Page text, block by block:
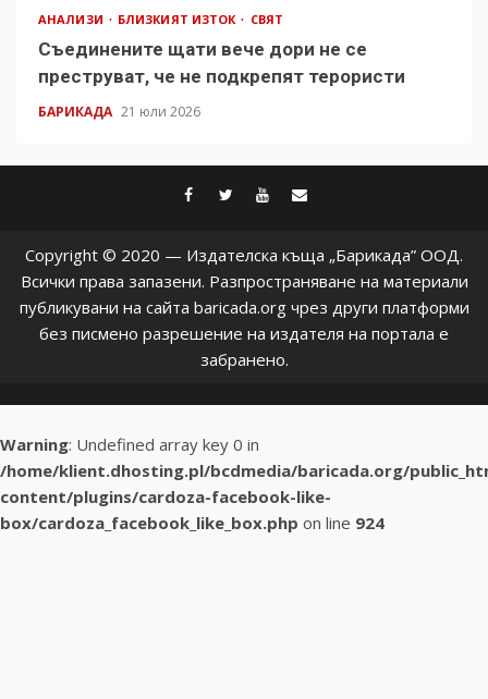
АНАЛИЗИ БЛИЗКИЯТ ИЗТОК СВЯТ
Съединените щати вече дори не се
преструват, че не подкрепят терористи
БАРИКАДА 21 юли 2026
facebook
twitter
youtube
Copyright © 2020 — Издателска къща „Барикада” ООД.
Всички права запазени. Разпространяване на материали
публикувани на сайта baricada.org чрез други платформи
без писмено разрешение на издателя на портала е
забранено.
Warning: Undefined array key 0 in
/home/klient.dhosting.pl/bcdmedia/baricada.org/
content/plugins/cardoza-facebook-like-
box/cardoza_facebook_like_box.php on line 924